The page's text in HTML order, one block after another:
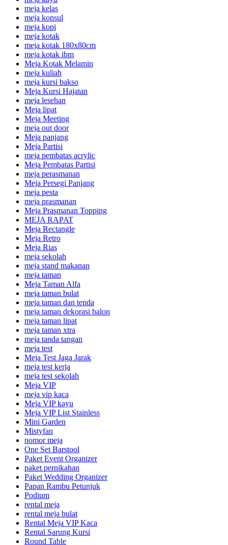
meja kelas
meja konsul
meja kopi
meja kotak
meja kotak 180x80cm
meja kotak ibm
Meja Kotak Melamin
meja kuliah
meja kursi bakso
Meja Kursi Hajatan
meja lesehan
Meja lipat
Meja Meeting
meja out door
Meja panjang
Meja Partisi
meja pembatas acrylic
Meja Pembatas Partisi
meja perasmanan
Meja Persegi Panjang
meja pesta
meja prasmanan
Meja Prasmanan Topping
MEJA RAPAT
Meja Rectangle
Meja Retro
Meja Rias
meja sekolah
meja stand makanan
meja taman
Meja Taman Alfa
meja taman bulat
meja taman dan tenda
meja taman dekorasi balon
meja taman lipat
meja taman xtra
meja tanda tangan
meja test
Meja Test Jaga Jarak
meja test kerja
meja test sekolah
Meja VIP
meja vip kaca
Meja VIP kayu
Meja VIP List Stainless
Mini Garden
Mistyfan
nomor meja
One Set Barstool
Paket Event Organizer
paket pernikahan
Paket Wedding Organizer
Papan Rambu Petunjuk
Podium
rental meja
rental meja bulat
Rental Meja VIP Kaca
Rental Sarung Kursi
Round Table